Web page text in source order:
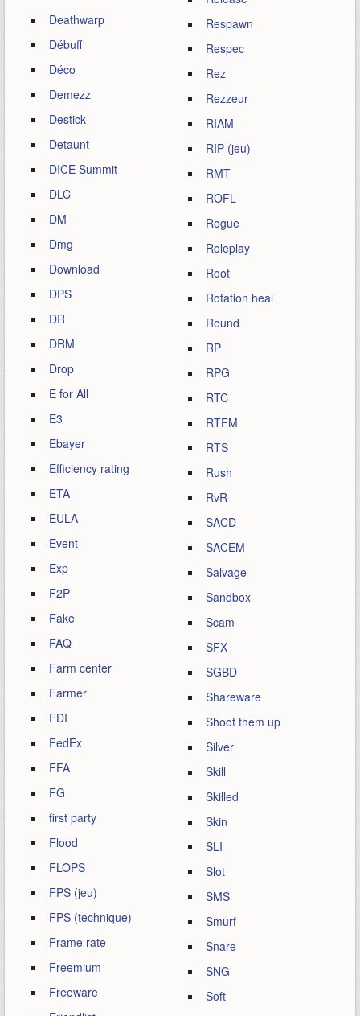
Deathwarp
Débuff
Déco
Demezz
Destick
Detaunt
DICE Summit
DLC
DM
Dmg
Download
DPS
DR
DRM
Drop
E for All
E3
Ebayer
Efficiency rating
ETA
EULA
Event
Exp
F2P
Fake
FAQ
Farm center
Farmer
FDI
FedEx
FFA
FG
first party
Flood
FLOPS
FPS (jeu)
FPS (technique)
Frame rate
Freemium
Freeware
Respawn
Respec
Rez
Rezzeur
RIAM
RIP (jeu)
RMT
ROFL
Rogue
Roleplay
Root
Rotation heal
Round
RP
RPG
RTC
RTFM
RTS
Rush
RvR
SACD
SACEM
Salvage
Sandbox
Scam
SFX
SGBD
Shareware
Shoot them up
Silver
Skill
Skilled
Skin
SLI
Slot
SMS
Smurf
Snare
SNG
Soft